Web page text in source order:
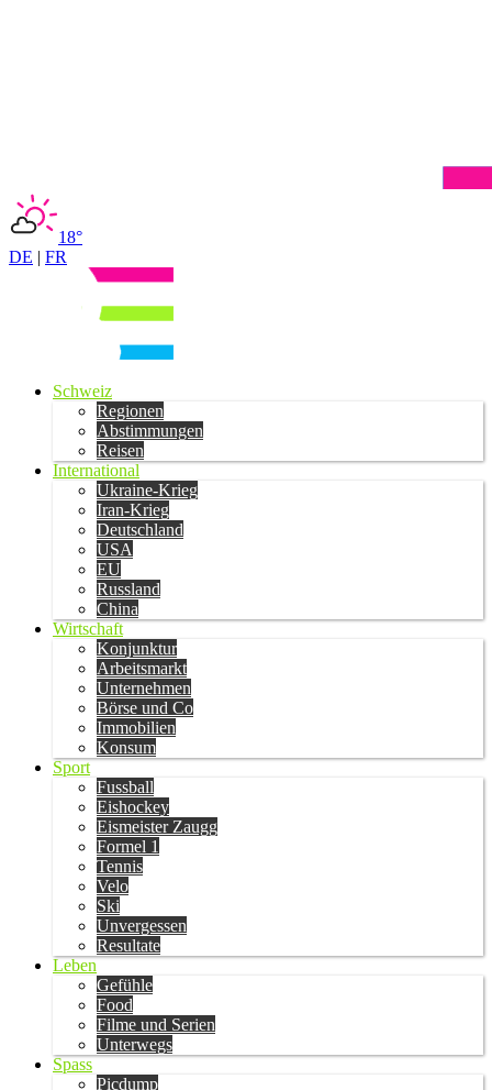
18°
DE | FR
Schweiz
Regionen
Abstimmungen
Reisen
International
Ukraine-Krieg
Iran-Krieg
Deutschland
USA
EU
Russland
China
Wirtschaft
Konjunktur
Arbeitsmarkt
Unternehmen
Börse und Co
Immobilien
Konsum
Sport
Fussball
Eishockey
Eismeister Zaugg
Formel 1
Tennis
Velo
Ski
Unvergessen
Resultate
Leben
Gefühle
Food
Filme und Serien
Unterwegs
Spass
Picdump